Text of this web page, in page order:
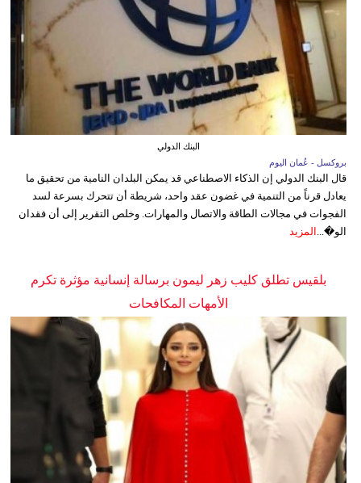
البنك الدولي
بروكسل - عُمان اليوم
قال البنك الدولي إن الذكاء الاصطناعي قد يمكن البلدان النامية من تحقيق ما
يعادل قرناً من التنمية في غضون عقد واحد، شريطة أن تتحرك بسرعة لسد
الفجوات في مجالات الطاقة والاتصال والمهارات. وخلص التقرير إلى أن فقدان
الو�...
المزيد
بلقيس تطلق كليب زهر ليمون برسالة إنسانية مؤثرة تكرم
الأمهات المكافحات